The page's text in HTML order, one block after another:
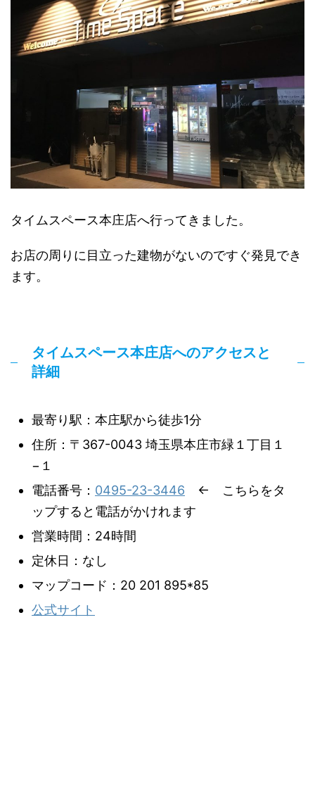
タイムスペース本庄店へ行ってきました。
お店の周りに目立った建物がないのですぐ発見でき
ます。
タイムスペース本庄店へのアクセスと
詳細
最寄り駅：本庄駅から徒歩1分
住所：〒367-0043 埼玉県本庄市緑１丁目１
−１
電話番号： 0495-23-3446 ← こちらをタ
ップすると電話がかけれます
営業時間：24時間
定休日：なし
マップコード：20 201 895*85
公式サイト